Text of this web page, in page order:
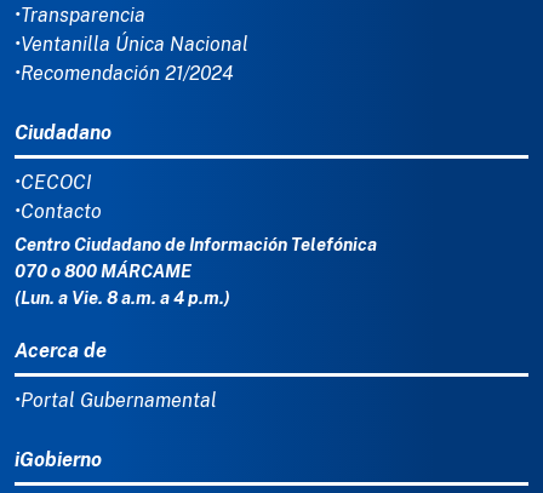
•Transparencia
•Ventanilla Única Nacional
•Recomendación 21/2024
Ciudadano
•CECOCI
•Contacto
Centro Ciudadano de Información Telefónica
070 o 800 MÁRCAME
(Lun. a Vie. 8 a.m. a 4 p.m.)
Acerca de
•Portal Gubernamental
iGobierno